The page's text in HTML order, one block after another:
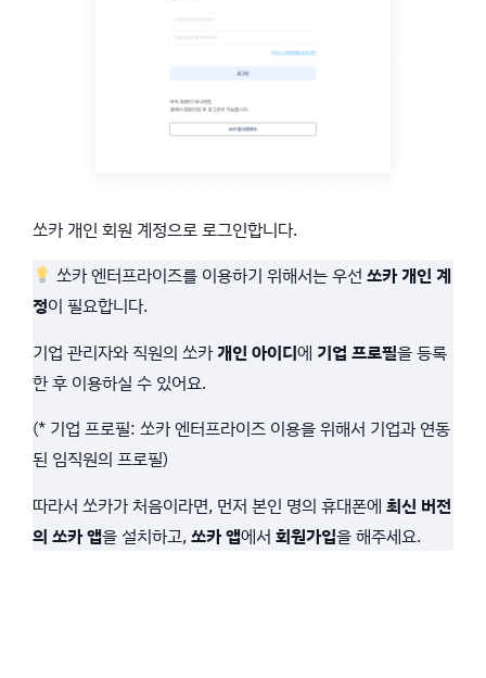
쏘카 개인 회원 계정으로 로그인합니다.
쏘카 엔터프라이즈를 이용하기 위해서는 우선 쏘카 개인 계
정이 필요합니다.
기업 관리자와 직원의 쏘카 개인 아이디에 기업 프로필을 등록
한 후 이용하실 수 있어요.
(* 기업 프로필: 쏘카 엔터프라이즈 이용을 위해서 기업과 연동
된 임직원의 프로필)
따라서 쏘카가 처음이라면, 먼저 본인 명의 휴대폰에 최신 버전
의 쏘카 앱을 설치하고, 쏘카 앱에서 회원가입을 해주세요.